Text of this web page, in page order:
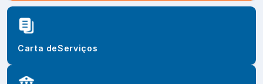
Carta deServiços